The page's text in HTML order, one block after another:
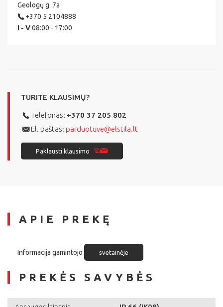
Geologų g. 7a
+370 5 2104888
I - V08:00 - 17:00
TURITE KLAUSIMŲ?
Telefonas: +370 37 205 802
El. paštas: parduotuve@elstila.lt
Paklausti klausimo
APIE PREKĘ
Informacija gamintojo svetainėje
PREKĖS SAVYBĖS